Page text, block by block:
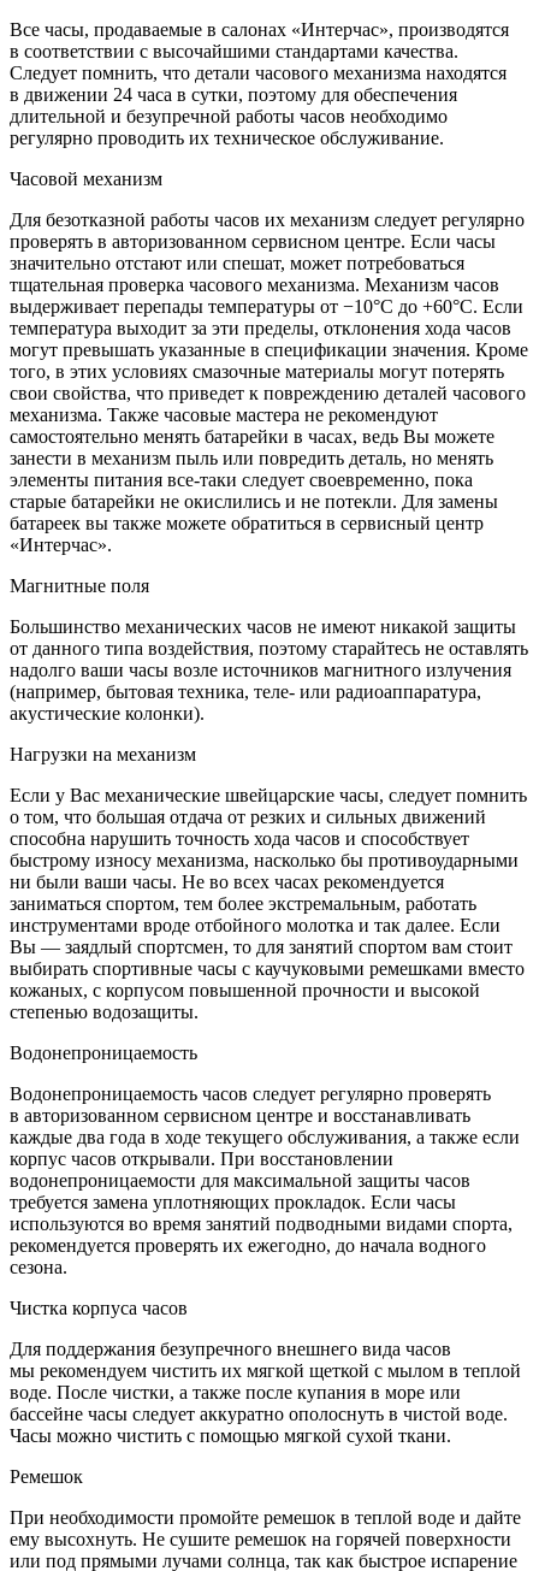
Все часы, продаваемые в салонах «Интерчас», производятся
в соответствии с высочайшими стандартами качества.
Следует помнить, что детали часового механизма находятся
в движении 24 часа в сутки, поэтому для обеспечения
длительной и безупречной работы часов необходимо
регулярно проводить их техническое обслуживание.
Часовой механизм
Для безотказной работы часов их механизм следует регулярно
проверять в авторизованном сервисном центре. Если часы
значительно отстают или спешат, может потребоваться
тщательная проверка часового механизма. Механизм часов
выдерживает перепады температуры от −10°C до +60°C. Если
температура выходит за эти пределы, отклонения хода часов
могут превышать указанные в спецификации значения. Кроме
того, в этих условиях смазочные материалы могут потерять
свои свойства, что приведет к повреждению деталей часового
механизма. Также часовые мастера не рекомендуют
самостоятельно менять батарейки в часах, ведь Вы можете
занести в механизм пыль или повредить деталь, но менять
элементы питания все-таки следует своевременно, пока
старые батарейки не окислились и не потекли. Для замены
батареек вы также можете обратиться в сервисный центр
«Интерчас».
Магнитные поля
Большинство механических часов не имеют никакой защиты
от данного типа воздействия, поэтому старайтесь не оставлять
надолго ваши часы возле источников магнитного излучения
(например, бытовая техника, теле- или радиоаппаратура,
акустические колонки).
Нагрузки на механизм
Если у Вас механические швейцарские часы, следует помнить
о том, что большая отдача от резких и сильных движений
способна нарушить точность хода часов и способствует
быстрому износу механизма, насколько бы противоударными
ни были ваши часы. Не во всех часах рекомендуется
заниматься спортом, тем более экстремальным, работать
инструментами вроде отбойного молотка и так далее. Если
Вы — заядлый спортсмен, то для занятий спортом вам стоит
выбирать спортивные часы с каучуковыми ремешками вместо
кожаных, с корпусом повышенной прочности и высокой
степенью водозащиты.
Водонепроницаемость
Водонепроницаемость часов следует регулярно проверять
в авторизованном сервисном центре и восстанавливать
каждые два года в ходе текущего обслуживания, а также если
корпус часов открывали. При восстановлении
водонепроницаемости для максимальной защиты часов
требуется замена уплотняющих прокладок. Если часы
используются во время занятий подводными видами спорта,
рекомендуется проверять их ежегодно, до начала водного
сезона.
Чистка корпуса часов
Для поддержания безупречного внешнего вида часов
мы рекомендуем чистить их мягкой щеткой с мылом в теплой
воде. После чистки, а также после купания в море или
бассейне часы следует аккуратно ополоснуть в чистой воде.
Часы можно чистить с помощью мягкой сухой ткани.
Ремешок
При необходимости промойте ремешок в теплой воде и дайте
ему высохнуть. Не сушите ремешок на горячей поверхности
или под прямыми лучами солнца, так как быстрое испарение